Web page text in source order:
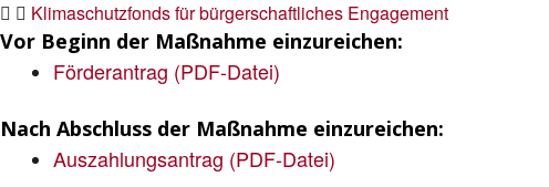
Klimaschutzfonds für bürgerschaftliches Engagement
Vor Beginn der Maßnahme einzureichen:
Förderantrag (PDF-Datei)
Nach Abschluss der Maßnahme einzureichen:
Auszahlungsantrag (PDF-Datei)